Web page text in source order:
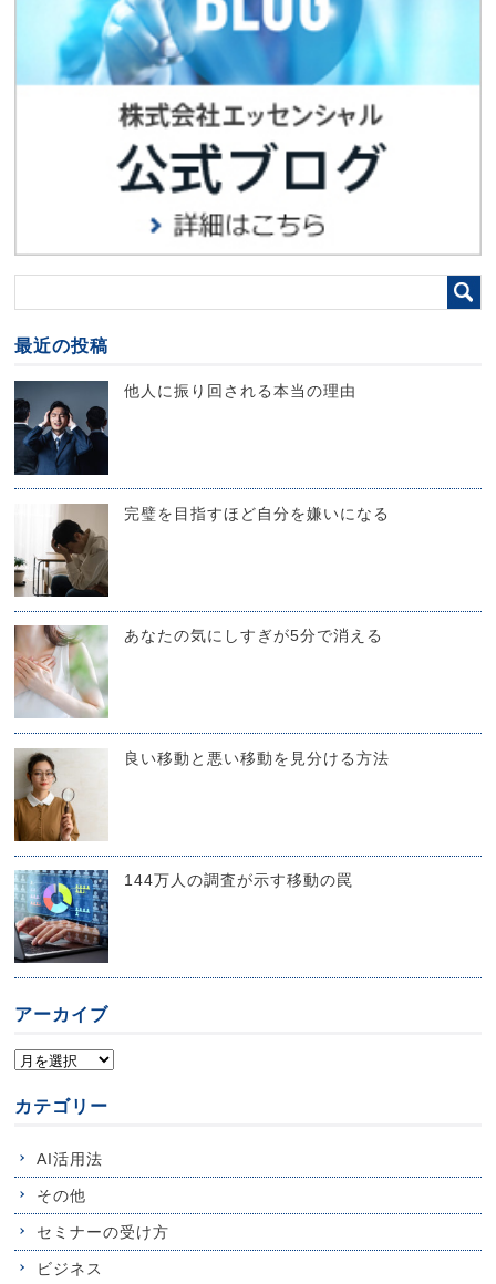
最近の投稿
他人に振り回される本当の理由
完璧を目指すほど自分を嫌いになる
あなたの気にしすぎが5分で消える
良い移動と悪い移動を見分ける方法
144万人の調査が示す移動の罠
アーカイブ
カテゴリー
AI活用法
その他
セミナーの受け方
ビジネス